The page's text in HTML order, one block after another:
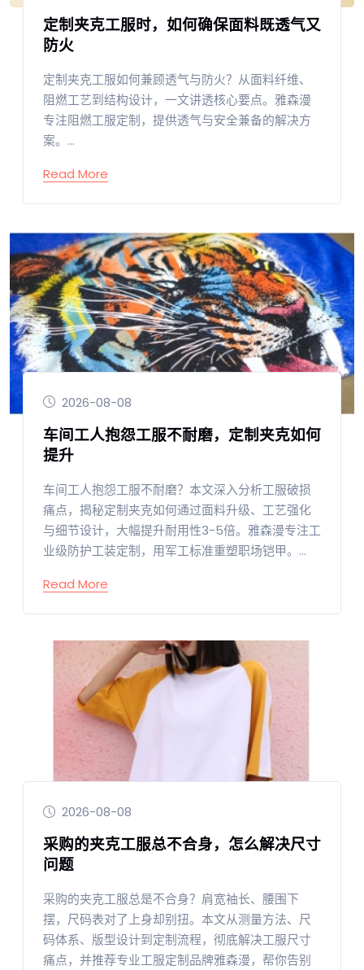
定制夹克工服时，如何确保面料既透气又
防火
定制夹克工服如何兼顾透气与防火？从面料纤维、
阻燃工艺到结构设计，一文讲透核心要点。雅森漫
专注阻燃工服定制，提供透气与安全兼备的解决方
案。...
Read More
2026-08-08
车间工人抱怨工服不耐磨，定制夹克如何
提升
车间工人抱怨工服不耐磨？本文深入分析工服破损
痛点，揭秘定制夹克如何通过面料升级、工艺强化
与细节设计，大幅提升耐用性3-5倍。雅森漫专注工
业级防护工装定制，用军工标准重塑职场铠甲。...
Read More
2026-08-08
采购的夹克工服总不合身，怎么解决尺寸
问题
采购的夹克工服总是不合身？肩宽袖长、腰围下
摆，尺码表对了上身却别扭。本文从测量方法、尺
码体系、版型设计到定制流程，彻底解决工服尺寸
痛点，并推荐专业工服定制品牌雅森漫，帮你告别